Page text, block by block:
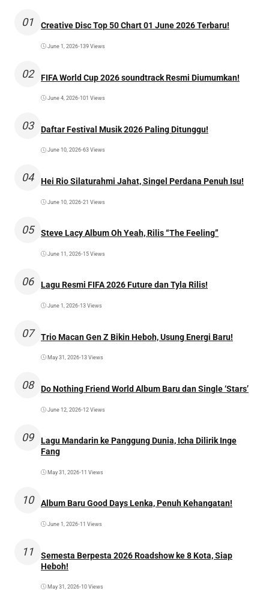
01 Creative Disc Top 50 Chart 01 June 2026 Terbaru!
June 1, 2026•139 Views
02 FIFA World Cup 2026 soundtrack Resmi Diumumkan!
June 4, 2026•101 Views
03 Daftar Festival Musik 2026 Paling Ditunggu!
June 10, 2026•63 Views
04 Hei Rio Silaturahmi Jahat, Singel Perdana Penuh Isu!
June 10, 2026•21 Views
05 Steve Lacy Album Oh Yeah, Rilis “The Feeling”
June 11, 2026•15 Views
06 Lagu Resmi FIFA 2026 Future dan Tyla Rilis!
June 1, 2026•13 Views
07 Trio Macan Gen Z Bikin Heboh, Usung Energi Baru!
May 31, 2026•13 Views
08 Do Nothing Friend World Album Baru dan Single ‘Stars’
June 12, 2026•12 Views
09
Lagu Mandarin ke Panggung Dunia, Icha Dilirik Inge
Fang
May 31, 2026•11 Views
10 Album Baru Good Days Lenka, Penuh Kehangatan!
June 1, 2026•11 Views
11
Semesta Berpesta 2026 Roadshow ke 8 Kota, Siap
Heboh!
May 31, 2026•10 Views